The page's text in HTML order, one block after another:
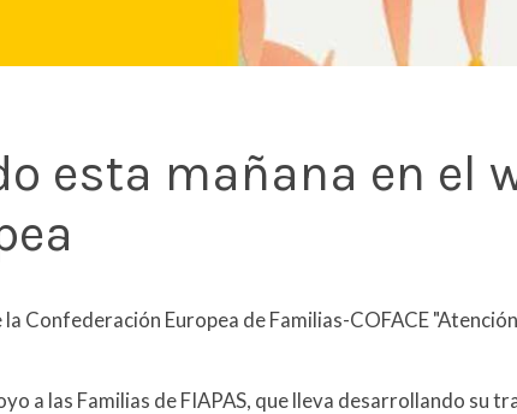
esta mañana en el
Confederación Europea de Familias-COFACE
a las Familias de FIAPAS, que lleva desarrollando su